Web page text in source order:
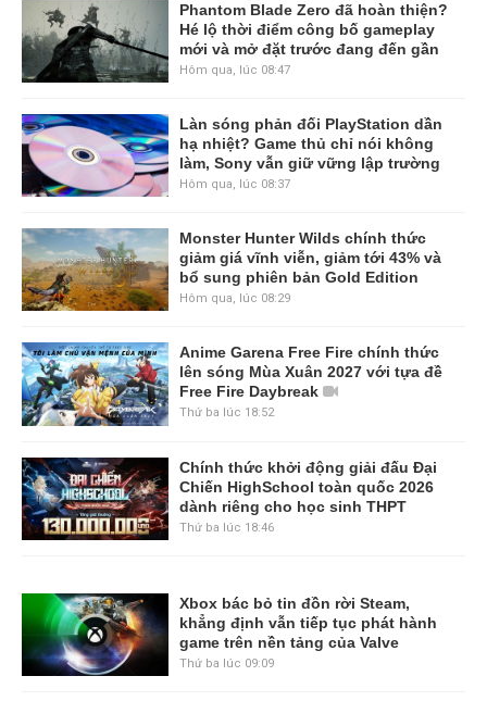
Phantom Blade Zero đã hoàn thiện?
Hé lộ thời điểm công bố gameplay
mới và mở đặt trước đang đến gần
Hôm qua, lúc 08:47
Làn sóng phản đối PlayStation dần
hạ nhiệt? Game thủ chỉ nói không
làm, Sony vẫn giữ vững lập trường
Hôm qua, lúc 08:37
Monster Hunter Wilds chính thức
giảm giá vĩnh viễn, giảm tới 43% và
bổ sung phiên bản Gold Edition
Hôm qua, lúc 08:29
Anime Garena Free Fire chính thức
lên sóng Mùa Xuân 2027 với tựa đề
Free Fire Daybreak
Thứ ba lúc 18:52
Chính thức khởi động giải đấu Đại
Chiến HighSchool toàn quốc 2026
dành riêng cho học sinh THPT
Thứ ba lúc 18:46
Xbox bác bỏ tin đồn rời Steam,
khẳng định vẫn tiếp tục phát hành
game trên nền tảng của Valve
Thứ ba lúc 09:09